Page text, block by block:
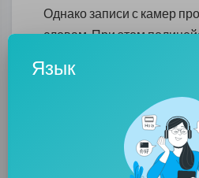
Однако записи с камер
словам. При этом
потребовал от
Байдена личного
Правда, надеяться на
правосудия, как и во
Язык